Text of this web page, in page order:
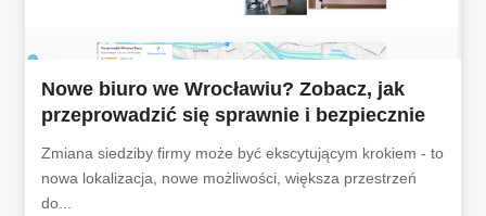
Nowe biuro we Wrocławiu? Zobacz, jak
przeprowadzić się sprawnie i bezpiecznie
Zmiana siedziby firmy może być ekscytującym krokiem - to
nowa lokalizacja, nowe możliwości, większa przestrzeń
do...